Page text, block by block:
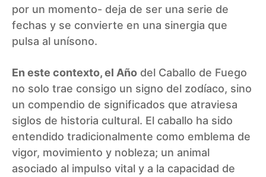
por un momento- deja de ser una serie de
fechas y se convierte en una sinergia que
pulsa al unísono.
En este contexto, el Año del Caballo de Fuego
no solo trae consigo un signo del zodíaco, sino
un compendio de significados que atraviesa
siglos de historia cultural. El caballo ha sido
entendido tradicionalmente como emblema de
vigor, movimiento y nobleza; un animal
asociado al impulso vital y a la capacidad de